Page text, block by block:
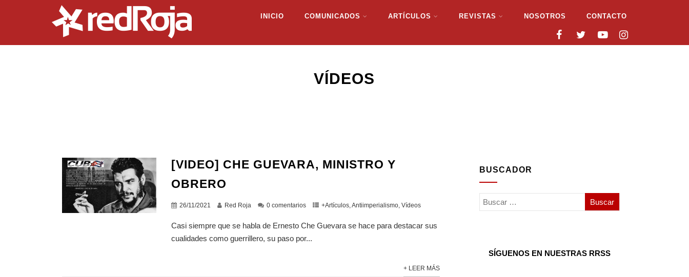
INICIO COMUNICADOS ARTÍCULOS REVISTAS NOSOTROS CONTACTO
VÍDEOS
[VIDEO] CHE GUEVARA, MINISTRO Y
OBRERO
26/11/2021 Red Roja 0 comentarios +Artículos,Antiimperialismo,Vídeos
Casi siempre que se habla de Ernesto Che Guevara se hace para destacar sus
cualidades como guerrillero, su paso por...
+ LEER MÁS
BUSCADOR
SÍGUENOS EN NUESTRAS RRSS